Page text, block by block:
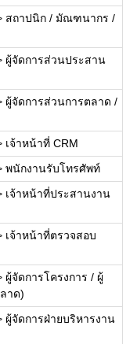
สถาปนิก / มัณฑนากร /
ผู้จัดการส่วนประสาน
ผู้จัดการส่วนการตลาด /
เจ้าหน้าที่ CRM
พนักงานรับโทรศัพท์
เจ้าหน้าที่ประสานงาน
เจ้าหน้าที่ตรวจสอบ
ผู้จัดการโครงการ / ผู้
าด)
ผู้จัดการฝ่ายบริหารงาน